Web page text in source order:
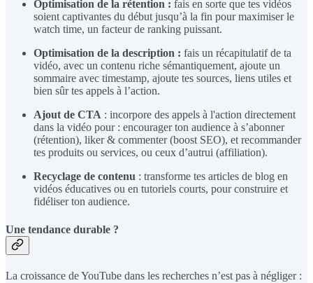
Optimisation de la rétention : fais en sorte que tes vidéos
soient captivantes du début jusqu’à la fin pour maximiser le
watch time, un facteur de ranking puissant.
Optimisation de la description : fais un récapitulatif de ta
vidéo, avec un contenu riche sémantiquement, ajoute un
sommaire avec timestamp, ajoute tes sources, liens utiles et
bien sûr tes appels à l’action.
Ajout de CTA : incorpore des appels à l'action directement
dans la vidéo pour : encourager ton audience à s’abonner
(rétention), liker & commenter (boost SEO), et recommander
tes produits ou services, ou ceux d’autrui (affiliation).
Recyclage de contenu : transforme tes articles de blog en
vidéos éducatives ou en tutoriels courts, pour construire et
fidéliser ton audience.
Une tendance durable ?
La croissance de YouTube dans les recherches n’est pas à négliger :